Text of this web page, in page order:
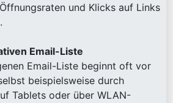
und Klicks auf Links
Email-Liste
Email-Liste beginnt oft vor
beispielsweise durch
Tablets oder über WLAN-